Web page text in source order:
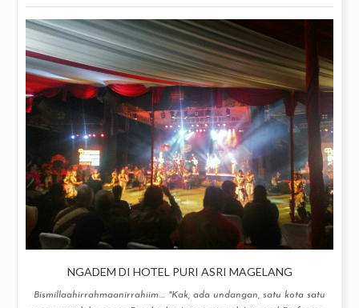
NGADEM DI HOTEL PURI ASRI MAGELANG
Bismillaahirrahmaanirrahiim.... "Kak, ada undangan, satu kota satu